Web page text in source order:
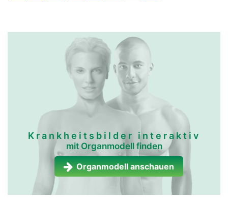
Krankheitsbilder interaktiv
mit Organmodell finden
Organmodell anschauen